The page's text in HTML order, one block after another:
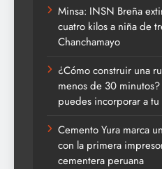
Minsa: INSN Breña
cuatro kilos a niña de
Chanchamayo
¿Cómo construir una
menos de 30
puedes incorporar a
Cemento Yura marca
con la primera
cementera peruana